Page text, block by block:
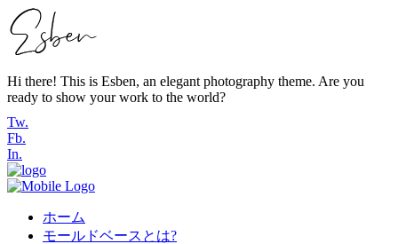
Hi there! This is Esben, an elegant photography theme. Are you
ready to show your work to the world?
Tw.
Fb.
In.
ホーム
モールドベースとは?